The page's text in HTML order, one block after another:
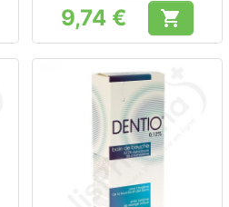
Prix
9,74 € 